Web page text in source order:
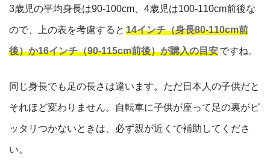
3歳児の平均身長は90-100cm、4歳児は100-110cm前後な
ので、上の表を考慮すると 14インチ（身長80-110cm前
後）か16インチ（90-115cm前後）が購入の目安ですね。
同じ身長でも足の長さは違います。ただ日本人の子供だと
それほど変わりません。自転車に子供が座って足の裏がピ
ッタリつかないときは、必ず親が近くで補助してくださ
い。